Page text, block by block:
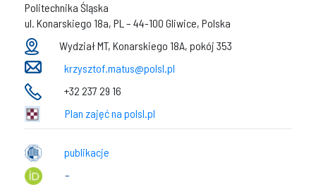
Politechnika Śląska
ul. Konarskiego 18a, PL – 44-100 Gliwice, Polska
Wydział MT, Konarskiego 18A, pokój 353
krzysztof.matus@polsl.pl
+32 237 29 16
Plan zajęć na polsl.pl
publikacje
–